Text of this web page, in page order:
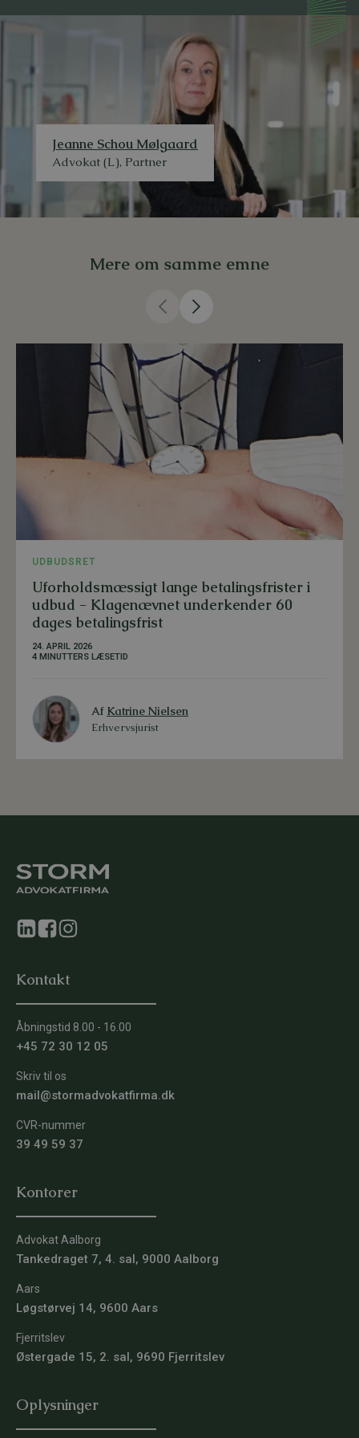
Jeanne Schou Mølgaard
Advokat (L), Partner
Mere om samme emne
UDBUDSRET
Uforholdsmæssigt lange betalingsfrister i
udbud - Klagenævnet underkender 60
dages betalingsfrist
24. APRIL 2026
4 MINUTTERS LÆSETID
Af Katrine Nielsen
Erhvervsjurist
Kontakt
Åbningstid 8.00 - 16.00
+45 72 30 12 05
Skriv til os
mail@stormadvokatfirma.dk
CVR-nummer
39 49 59 37
Kontorer
Advokat Aalborg
Tankedraget 7, 4. sal, 9000 Aalborg
Aars
Løgstørvej 14, 9600 Aars
Fjerritslev
Østergade 15, 2. sal, 9690 Fjerritslev
Oplysninger